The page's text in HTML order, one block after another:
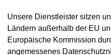
Unsere Dienstleister sitzen
Ländern außerhalb der EU
Europäische Kommission
angemessenes